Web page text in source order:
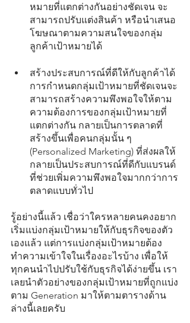
หมายที่แตกต่างกันอย่างชัดเจน จะ
สามารถปรับแต่งสินค้า หรือนำเสนอ
โฆษณาตามความสนใจของกลุ่ม
ลูกค้าเป้าหมายได้
สร้างประสบการณ์ที่ดีให้กับลูกค้าได้
การกำหนดกลุ่มเป้าหมายที่ชัดเจนจะ
สามารถสร้างความพึงพอใจให้ตาม
ความต้องการของกลุ่มเป้าหมายที่
แตกต่างกัน กลายเป็นการตลาดที่
สร้างขึ้นเพื่อคนกลุ่มนั้น ๆ
(Personalized Marketing) ที่ส่งผลให้
กลายเป็นประสบการณ์ที่ดีกับแบรนด์
ที่ช่วยเพิ่มความพึงพอใจมากกว่าการ
ตลาดแบบทั่วไป
รู้อย่างนี้แล้ว เชื่อว่าใครหลายคนคงอยาก
เริ่มแบ่งกลุ่มเป้าหมายให้กับธุรกิจของตัว
เองแล้ว แต่การแบ่งกลุ่มเป้าหมายต้อง
ทำความเข้าใจในเรื่องอะไรบ้าง เพื่อให้
ทุกคนนำไปปรับใช้กับธุรกิจได้ง่ายขึ้น เรา
เลยนำตัวอย่างของกลุ่มเป้าหมายที่ถูกแบ่ง
ตาม Generation มาให้ตามตารางด้าน
ล่างนี้เลยครับ